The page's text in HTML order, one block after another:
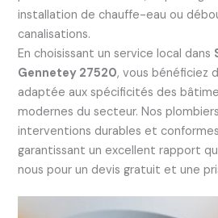
installation de chauffe-eau ou
canalisations.
En choisissant un service local dans
Gennetey 27520, vous bénéficiez
adaptée aux spécificités des
modernes du secteur. Nos
interventions durables et
garantissant un excellent rapport
nous pour un devis gratuit et une